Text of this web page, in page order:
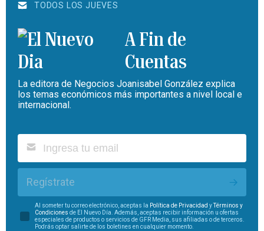
TODOS LOS JUEVES
A Fin de
Cuentas
La editora de Negocios Joanisabel González explica
los temas económicos más importantes a nivel local e
internacional.
Regístrate
Al someter tu correo electrónico, aceptas la Política de Privacidad y
Términos y
Condiciones de El Nuevo Día. Además, aceptas recibir información u ofertas
especiales de productos o servicios de GFR Media, sus afiliadas o de terceros.
Podrás optar salirte de los boletines en cualquier momento.